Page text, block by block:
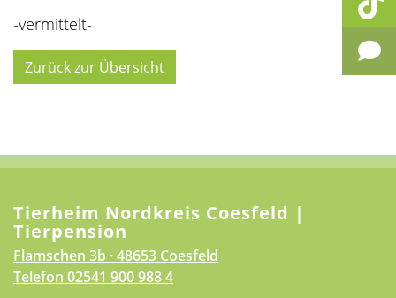
-vermittelt-
Zurück zur Übersicht
Tierheim Nordkreis Coesfeld |
Tierpension
Flamschen 3b · 48653 Coesfeld
Telefon 02541 900 988 4